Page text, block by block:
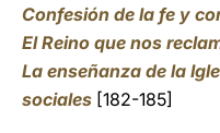
Confesión de la fe y
El Reino que nos
La enseñanza de la
sociales [182-185]